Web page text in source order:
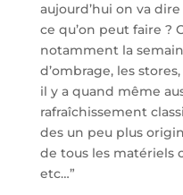
aujourd’hui on va dire
ce qu’on peut faire ?
notamment la
d’ombrage, les
il y a quand même
rafraîchissement
des un peu plus
de tous les matériels
etc…”